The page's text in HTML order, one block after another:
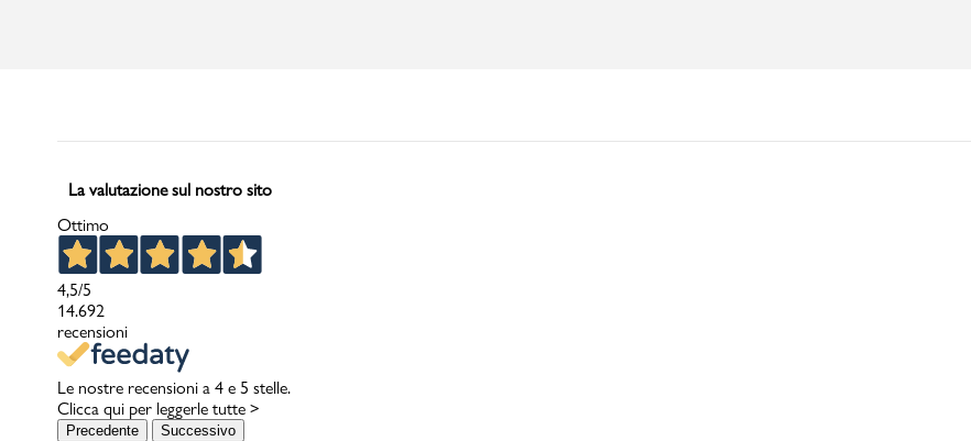
pcard
Gift card
La valutazione sul nostro sito
Ottimo
4,5/5
14.692
recensioni
Le nostre recensioni a 4 e 5 stelle.
Clicca qui per leggerle tutte >
Precedente Successivo